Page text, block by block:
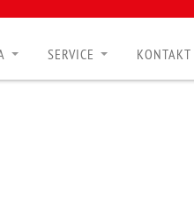
SERVICE KONTAKT